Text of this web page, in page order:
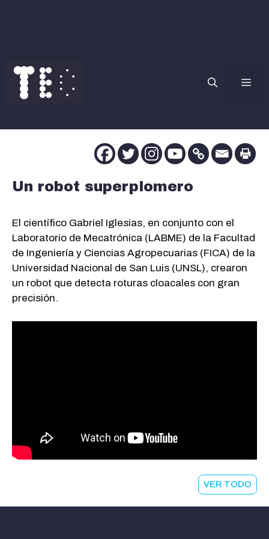
contenido
Un robot superplomero
El científico Gabriel Iglesias, en conjunto con el
Laboratorio de Mecatrónica (LABME) de la Facultad
de Ingeniería y Ciencias Agropecuarias (FICA) de la
Universidad Nacional de San Luis (UNSL), crearon
un robot que detecta roturas cloacales con gran
precisión.
VER TODO